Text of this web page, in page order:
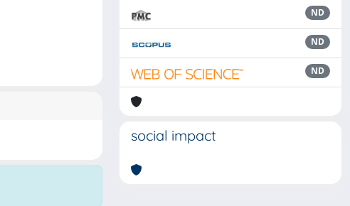
ND
ND
ND
social impact